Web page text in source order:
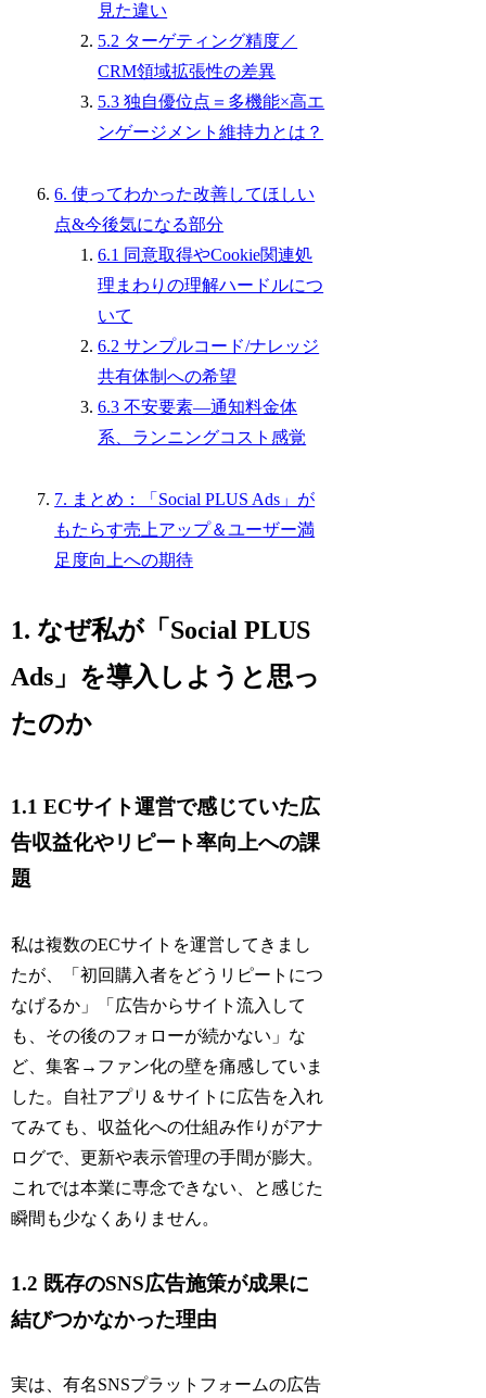
見た違い
5.2 ターゲティング精度／
CRM領域拡張性の差異
5.3 独自優位点＝多機能×高エ
ンゲージメント維持力とは？
6. 使ってわかった改善してほしい
点&今後気になる部分
6.1 同意取得やCookie関連処
理まわりの理解ハードルにつ
いて
6.2 サンプルコード/ナレッジ
共有体制への希望
6.3 不安要素—通知料金体
系、ランニングコスト感覚
7. まとめ：「Social PLUS Ads」が
もたらす売上アップ＆ユーザー満
足度向上への期待
1. なぜ私が「Social PLUS
Ads」を導入しようと思っ
たのか
1.1 ECサイト運営で感じていた広
告収益化やリピート率向上への課
題
私は複数のECサイトを運営してきまし
たが、「初回購入者をどうリピートにつ
なげるか」「広告からサイト流入して
も、その後のフォローが続かない」な
ど、集客→ファン化の壁を痛感していま
した。自社アプリ＆サイトに広告を入れ
てみても、収益化への仕組み作りがアナ
ログで、更新や表示管理の手間が膨大。
これでは本業に専念できない、と感じた
瞬間も少なくありません。
1.2 既存のSNS広告施策が成果に
結びつかなかった理由
実は、有名SNSプラットフォームの広告